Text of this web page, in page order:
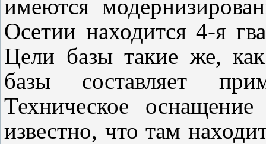
имеются
Осетии находится 4-я
Цели базы такие же,
базы составляет
Техническое
известно, что там